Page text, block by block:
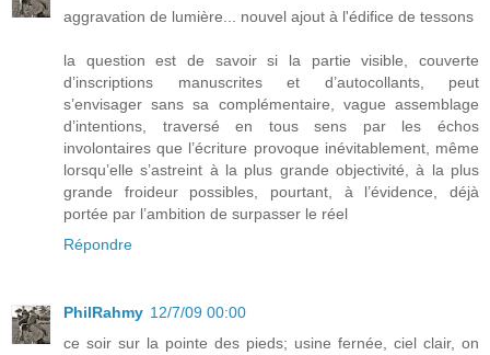
aggravation de lumière... nouvel ajout à l'édifice de tessons
la question est de savoir si la partie visible, couverte
d’inscriptions manuscrites et d’autocollants, peut
s’envisager sans sa complémentaire, vague assemblage
d’intentions, traversé en tous sens par les échos
involontaires que l’écriture provoque inévitablement, même
lorsqu’elle s’astreint à la plus grande objectivité, à la plus
grande froideur possibles, pourtant, à l’évidence, déjà
portée par l’ambition de surpasser le réel
Répondre
PhilRahmy 12/7/09 00:00
ce soir sur la pointe des pieds; usine fernée, ciel clair, on